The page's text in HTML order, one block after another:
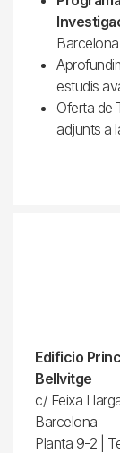
Barcelona
estudis
Oferta de
adjunts a
Edificio
Bellvitge
c/ Feixa
Barcelona
Planta 9-2 |